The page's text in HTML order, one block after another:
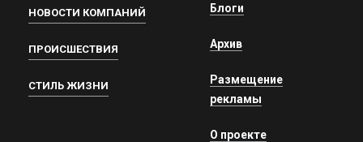
НОВОСТИ КОМПАНИЙ
ПРОИСШЕСТВИЯ
СТИЛЬ ЖИЗНИ
Блоги
Архив
Размещение
рекламы
О проекте